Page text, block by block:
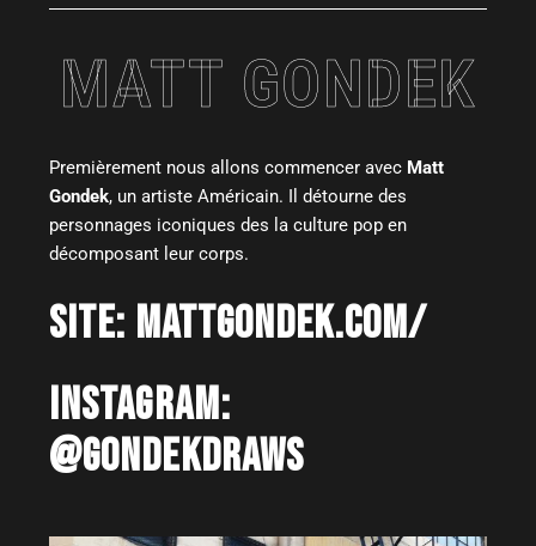
MATT GONDEK
Premièrement nous allons commencer avec Matt
Gondek, un artiste Américain. Il détourne des
personnages iconiques des la culture pop en
décomposant leur corps.
SITE: MATTGONDEK.COM/
INSTAGRAM:
@GONDEKDRAWS